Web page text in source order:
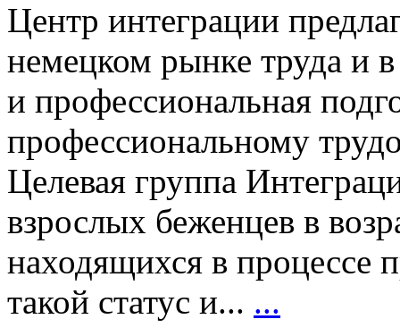
Центр интеграции
немецком рынке труда и
и профессиональная
профессиональному
Целевая группа
взрослых беженцев в
находящихся в процессе
такой статус и... ...